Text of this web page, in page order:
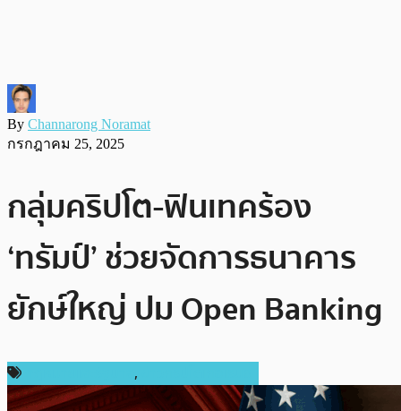
By Channarong Noramat
กรกฎาคม 25, 2025
กลุ่มคริปโต-ฟินเทคร้อง
‘ทรัมป์’ ช่วยจัดการธนาคาร
ยักษ์ใหญ่ ปม Open Banking
,